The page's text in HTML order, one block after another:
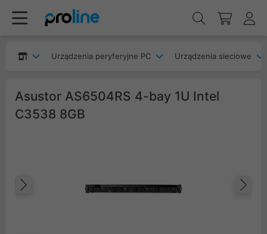
Urządzenia peryferyjne PC Urządzenia sieciowe
Asustor AS6504RS 4-bay 1U Intel
C3538 8GB
Poprzedni